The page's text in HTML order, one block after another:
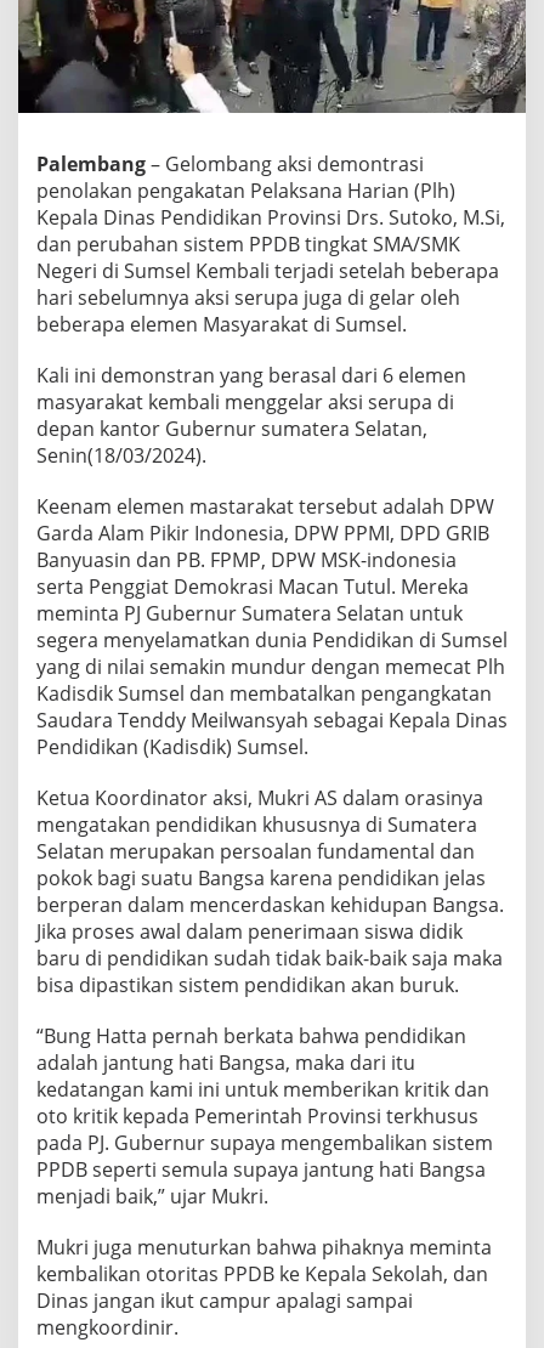
Palembang– Gelombang aksi demontrasi
penolakan pengakatan Pelaksana Harian (Plh)
Kepala Dinas Pendidikan Provinsi Drs. Sutoko, M.Si,
dan perubahan sistem PPDB tingkat SMA/SMK
Negeri di Sumsel Kembali terjadi setelah beberapa
hari sebelumnya aksi serupa juga di gelar oleh
beberapa elemen Masyarakat di Sumsel.
Kali ini demonstran yang berasal dari 6 elemen
masyarakat kembali menggelar aksi serupa di
depan kantor Gubernur sumatera Selatan,
Senin(18/03/2024).
Keenam elemen mastarakat tersebut adalah DPW
Garda Alam Pikir Indonesia, DPW PPMI, DPD GRIB
Banyuasin dan PB. FPMP, DPW MSK-indonesia
serta Penggiat Demokrasi Macan Tutul. Mereka
meminta PJ Gubernur Sumatera Selatan untuk
segera menyelamatkan dunia Pendidikan di Sumsel
yang di nilai semakin mundur dengan memecat Plh
Kadisdik Sumsel dan membatalkan pengangkatan
Saudara Tenddy Meilwansyah sebagai Kepala Dinas
Pendidikan (Kadisdik) Sumsel.
Ketua Koordinator aksi, Mukri AS dalam orasinya
mengatakan pendidikan khususnya di Sumatera
Selatan merupakan persoalan fundamental dan
pokok bagi suatu Bangsa karena pendidikan jelas
berperan dalam mencerdaskan kehidupan Bangsa.
Jika proses awal dalam penerimaan siswa didik
baru di pendidikan sudah tidak baik-baik saja maka
bisa dipastikan sistem pendidikan akan buruk.
“Bung Hatta pernah berkata bahwa pendidikan
adalah jantung hati Bangsa, maka dari itu
kedatangan kami ini untuk memberikan kritik dan
oto kritik kepada Pemerintah Provinsi terkhusus
pada PJ. Gubernur supaya mengembalikan sistem
PPDB seperti semula supaya jantung hati Bangsa
menjadi baik,” ujar Mukri.
Mukri juga menuturkan bahwa pihaknya meminta
kembalikan otoritas PPDB ke Kepala Sekolah, dan
Dinas jangan ikut campur apalagi sampai
mengkoordinir.